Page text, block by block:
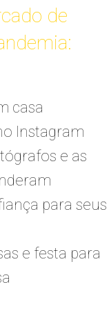
de
casa
Instagram
e as
para seus
e festa para